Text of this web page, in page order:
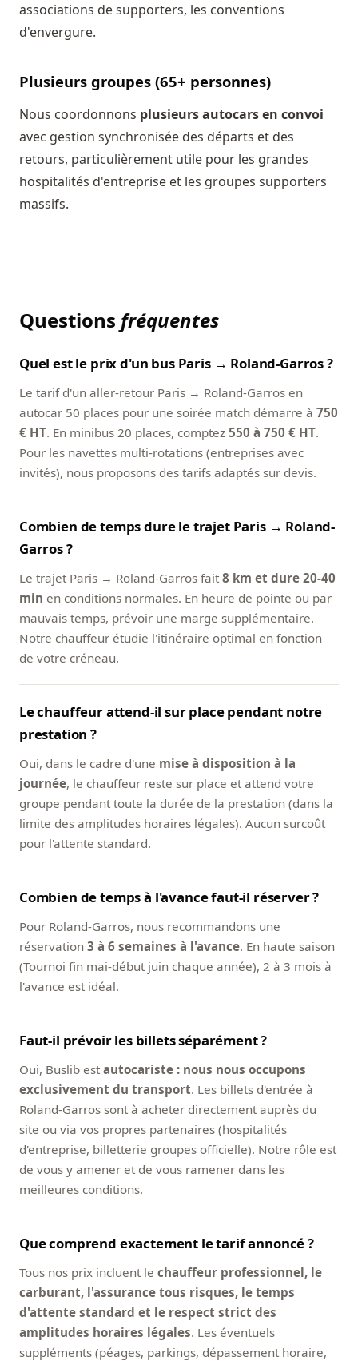
associations de supporters, les conventions
d'envergure.
Plusieurs groupes (65+ personnes)
Nous coordonnons plusieurs autocars en convoi
avec gestion synchronisée des départs et des
retours, particulièrement utile pour les grandes
hospitalités d'entreprise et les groupes supporters
massifs.
Questions fréquentes
Quel est le prix d'un bus Paris → Roland-Garros ?
Le tarif d'un aller-retour Paris → Roland-Garros en
autocar 50 places pour une soirée match démarre à 750
€ HT. En minibus 20 places, comptez 550 à 750 € HT.
Pour les navettes multi-rotations (entreprises avec
invités), nous proposons des tarifs adaptés sur devis.
Combien de temps dure le trajet Paris → Roland-
Garros ?
Le trajet Paris → Roland-Garros fait 8 km et dure 20-40
min en conditions normales. En heure de pointe ou par
mauvais temps, prévoir une marge supplémentaire.
Notre chauffeur étudie l'itinéraire optimal en fonction
de votre créneau.
Le chauffeur attend-il sur place pendant notre
prestation ?
Oui, dans le cadre d'une mise à disposition à la
journée, le chauffeur reste sur place et attend votre
groupe pendant toute la durée de la prestation (dans la
limite des amplitudes horaires légales). Aucun surcoût
pour l'attente standard.
Combien de temps à l'avance faut-il réserver ?
Pour Roland-Garros, nous recommandons une
réservation 3 à 6 semaines à l'avance. En haute saison
(Tournoi fin mai-début juin chaque année), 2 à 3 mois à
l'avance est idéal.
Faut-il prévoir les billets séparément ?
Oui, Buslib est autocariste : nous nous occupons
exclusivement du transport. Les billets d'entrée à
Roland-Garros sont à acheter directement auprès du
site ou via vos propres partenaires (hospitalités
d'entreprise, billetterie groupes officielle). Notre rôle est
de vous y amener et de vous ramener dans les
meilleures conditions.
Que comprend exactement le tarif annoncé ?
Tous nos prix incluent le chauffeur professionnel, le
carburant, l'assurance tous risques, le temps
d'attente standard et le respect strict des
amplitudes horaires légales. Les éventuels
suppléments (péages, parkings, dépassement horaire,